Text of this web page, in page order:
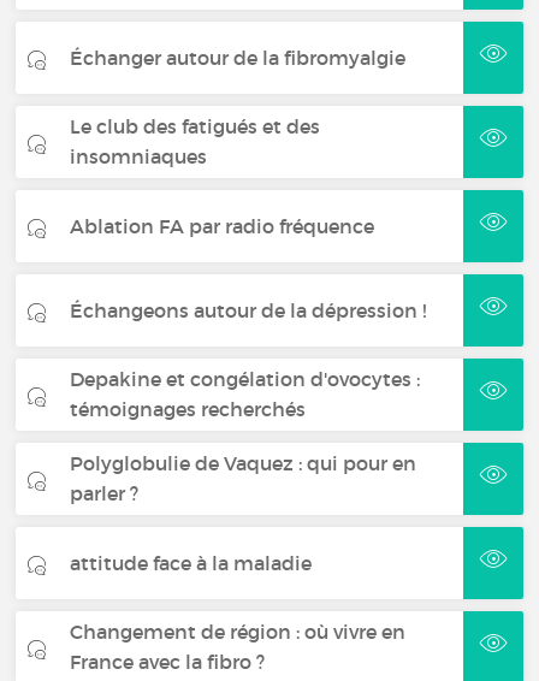
Échanger autour de la fibromyalgie
Le club des fatigués et des
insomniaques
Ablation FA par radio fréquence
Échangeons autour de la dépression !
Depakine et congélation d'ovocytes :
témoignages recherchés
Polyglobulie de Vaquez : qui pour en
parler ?
attitude face à la maladie
Changement de région : où vivre en
France avec la fibro ?